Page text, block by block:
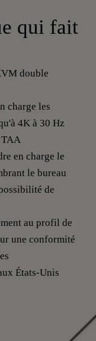
qui fait
double
charge les
4K à 30 Hz
TAA
en charge le
le bureau
de
au profil de
une conformité
États-Unis